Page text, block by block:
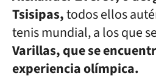
Tsisipas,todos ellos
tenis mundial, a los que
Varillas, que se
experiencia olímpica.